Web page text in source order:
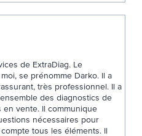
de ExtraDiag. Le
se prénomme Darko. Il a
très professionnel. Il a
des diagnostics de
en vente. Il communique
nécessaires pour
tous les éléments. Il